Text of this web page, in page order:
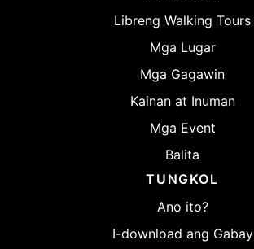
Libreng Walking Tours
Mga Lugar
Mga Gagawin
Kainan at Inuman
Mga Event
Balita
TUNGKOL
Ano ito?
I-download ang Gabay